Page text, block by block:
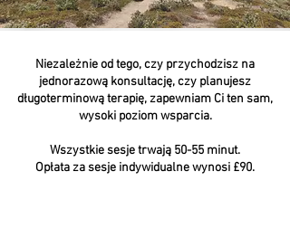
Niezależnie od tego, czy przychodzisz na
jednorazową konsultację, czy planujesz
długoterminową terapię, zapewniam Ci ten sam,
wysoki poziom wsparcia.
Wszystkie sesje trwają 50-55 minut.
Opłata za sesje indywidualne wynosi £90.